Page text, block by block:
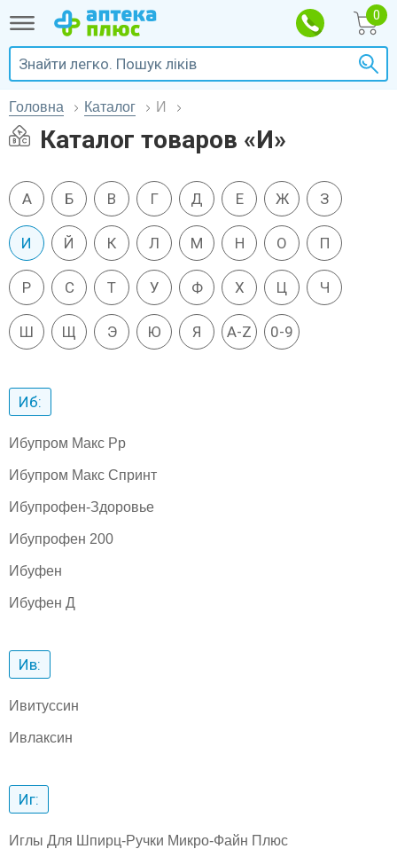
Головна Каталог И
Каталог товаров «И»
А Б В Г Д Е Ж З
И Й К Л М Н О П
Р С Т У Ф Х Ц Ч
Ш Щ Э Ю Я A-Z 0-9
Иб:
Ибупром Макс Рр
Ибупром Макс Спринт
Ибупрофен-Здоровье
Ибупрофен 200
Ибуфен
Ибуфен Д
Ив:
Ивитуссин
Ивлаксин
Иг:
Иглы Для Шпирц-Ручки Микро-Файн Плюс